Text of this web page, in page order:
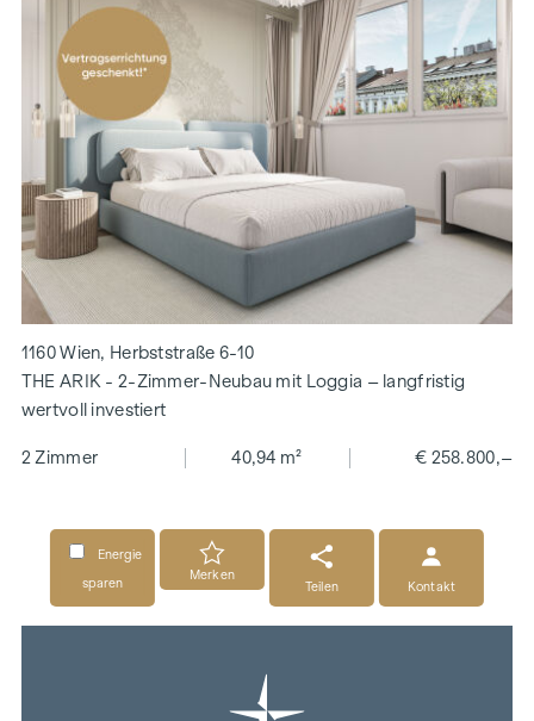
1160 Wien, Herbststraße 6-10
THE ARIK - 2-Zimmer-Neubau mit Loggia – langfristig
wertvoll investiert
2 Zimmer 40,94 m² € 258.800,–
Energie
sparen
Merken
Teilen
Kontakt